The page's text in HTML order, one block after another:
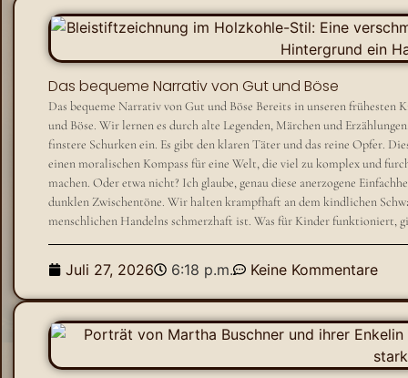
Das bequeme Narrativ von Gut und Böse
Das bequeme Narrativ von Gut und Böse Bereits in unseren
und Böse. Wir lernen es durch alte Legenden, Märchen und
finstere Schurken ein. Es gibt den klaren Täter und das reine Opfer.
einen moralischen Kompass für eine Welt, die viel zu komplex und
machen. Oder etwa nicht? Ich glaube, genau diese anerzogene
dunklen Zwischentöne. Wir halten krampfhaft an dem kindlichen
menschlichen Handelns schmerzhaft ist. Was für Kinder funktioniert,
Juli 27, 2026 6:18 p.m. Keine Kommentare